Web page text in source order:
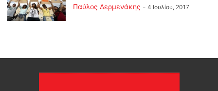
Παύλος Δερμενάκης - 4 Ιουλίου, 2017